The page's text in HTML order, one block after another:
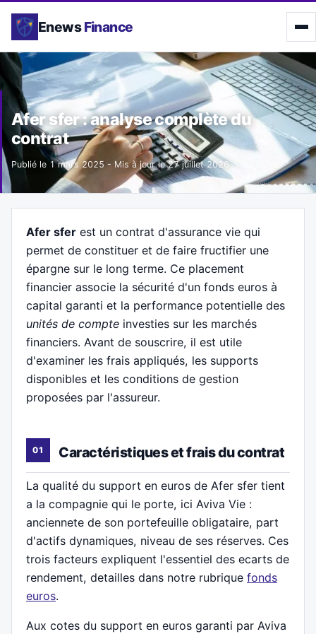
Enews Finance
Afer sfer : analyse complète du
contrat
Publié le1 mars 2025 - Mis à jour le27 juillet 2026
Afer sfer est un contrat d'assurance vie qui
permet de constituer et de faire fructifier une
épargne sur le long terme. Ce placement
financier associe la sécurité d'un fonds euros à
capital garanti et la performance potentielle des
unités de compte investies sur les marchés
financiers. Avant de souscrire, il est utile
d'examiner les frais appliqués, les supports
disponibles et les conditions de gestion
proposées par l'assureur.
Caractéristiques et frais du contrat
La qualité du support en euros de Afer sfer tient
a la compagnie qui le porte, ici Aviva Vie :
anciennete de son portefeuille obligataire, part
d'actifs dynamiques, niveau de ses réserves. Ces
trois facteurs expliquent l'essentiel des ecarts de
rendement, detailles dans notre rubrique fonds
euros.
Aux cotes du support en euros garanti par Aviva